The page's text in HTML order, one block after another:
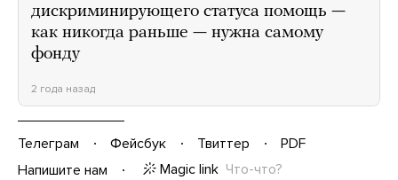
дискриминирующего статуса помощь —
как никогда раньше — нужна самому
фонду
2 года назад
Телеграм Фейсбук Твиттер
PDF
Напишите нам
Magic link Что-что?